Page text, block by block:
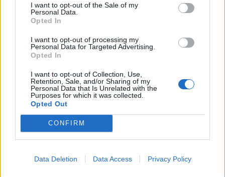
I want to opt-out of the Sale of my
Personal Data.
Opted In
I want to opt-out of processing my
Personal Data for Targeted Advertising.
Opted In
I want to opt-out of Collection, Use,
Retention, Sale, and/or Sharing of my
Personal Data that Is Unrelated with the
Purposes for which it was collected.
Opted Out
CONFIRM
Data Deletion Data Access Privacy Policy
Okres: Praha
Kontakt
Informace o profilu a chatu
Registrace od: 06.04.2014 22:38
Počet přátel: 4